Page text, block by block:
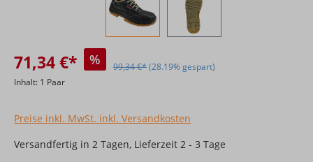
71,34 €* % 99,34 €*(28.19% gespart)
Inhalt: 1 Paar
Preise inkl. MwSt. inkl. Versandkosten
Versandfertig in 2 Tagen, Lieferzeit 2 - 3 Tage